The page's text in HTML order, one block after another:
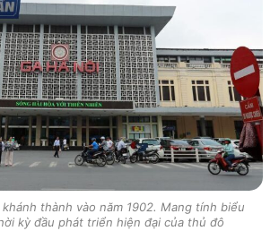
thành vào năm 1902. Mang tính biểu
kỳ đầu phát triển hiện đại của thủ đô